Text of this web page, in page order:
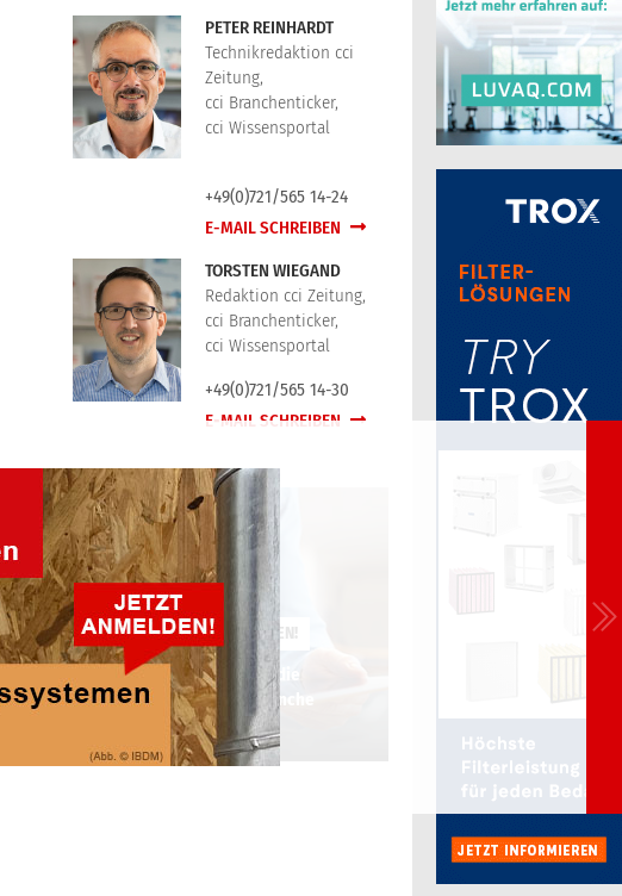
PETER REINHARDT
Technikredaktion cci
Zeitung,
cci Branchenticker,
cci Wissensportal
+49(0)721/565 14-24
E-MAIL SCHREIBEN
TORSTEN WIEGAND
Redaktion cci Zeitung,
cci Branchenticker,
cci Wissensportal
+49(0)721/565 14-30
E-MAIL SCHREIBEN
JETZT KOSTENLOS ANMELDEN!
Ihr Informationsdienst für die
Lüftungs-, Klima-, Kältebranche